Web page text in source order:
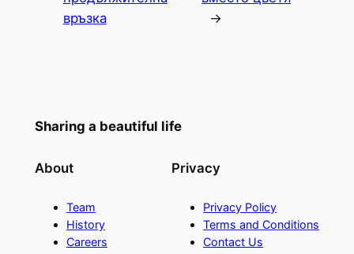
връзка
→
Sharing a beautiful life
About
Team
History
Careers
Privacy
Privacy Policy
Terms and Conditions
Contact Us